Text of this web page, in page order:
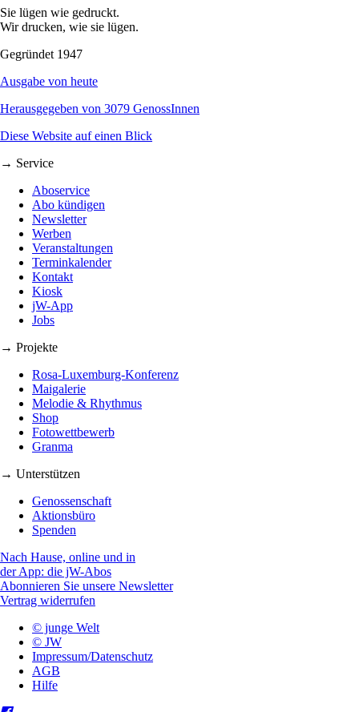
Sie lügen wie gedruckt.
Wir drucken, wie sie lügen.
Gegründet 1947
Ausgabe von heute
Herausgegeben von 3079 GenossInnen
Diese Website auf einen Blick
→ Service
Aboservice
Abo kündigen
Newsletter
Werben
Veranstaltungen
Terminkalender
Kontakt
Kiosk
jW-App
Jobs
→ Projekte
Rosa-Luxemburg-Konferenz
Maigalerie
Melodie & Rhythmus
Shop
Fotowettbewerb
Granma
→ Unterstützen
Genossenschaft
Aktionsbüro
Spenden
Nach Hause, online und in
der App: die jW-Abos
Abonnieren Sie unsere Newsletter
Vertrag widerrufen
© junge Welt
© JW
Impressum/Datenschutz
AGB
Hilfe